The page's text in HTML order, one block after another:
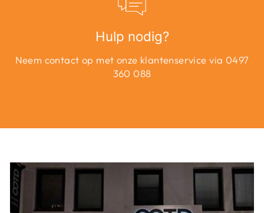
Hulp nodig?
Neem contact op met onze klantenservice via 0497
360 088